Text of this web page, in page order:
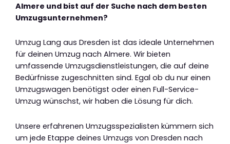
Almere und bist auf der Suche nach dem besten
Umzugsunternehmen?
Umzug Lang aus Dresden ist das ideale Unternehmen
für deinen Umzug nach Almere. Wir bieten
umfassende Umzugsdienstleistungen, die auf deine
Bedürfnisse zugeschnitten sind. Egal ob du nur einen
Umzugswagen benötigst oder einen Full-Service-
Umzug wünschst, wir haben die Lösung für dich.
Unsere erfahrenen Umzugsspezialisten kümmern sich
um jede Etappe deines Umzugs von Dresden nach